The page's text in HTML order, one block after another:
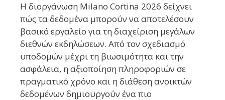
Η διοργάνωση Milano Cortina 2026 δείχνει
πώς τα δεδομένα μπορούν να αποτελέσουν
βασικό εργαλείο για τη διαχείριση μεγάλων
διεθνών εκδηλώσεων. Από τον σχεδιασμό
υποδομών μέχρι τη βιωσιμότητα και την
ασφάλεια, η αξιοποίηση πληροφοριών σε
πραγματικό χρόνο και η διάθεση ανοικτών
δεδομένων δημιουργούν ένα πιο